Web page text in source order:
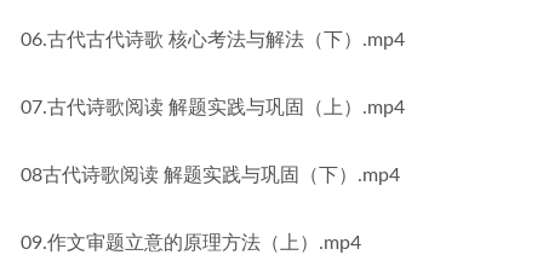
06.古代古代诗歌 核心考法与解法（下）.mp4
07.古代诗歌阅读 解题实践与巩固（上）.mp4
08古代诗歌阅读 解题实践与巩固（下）.mp4
09.作文审题立意的原理方法（上）.mp4